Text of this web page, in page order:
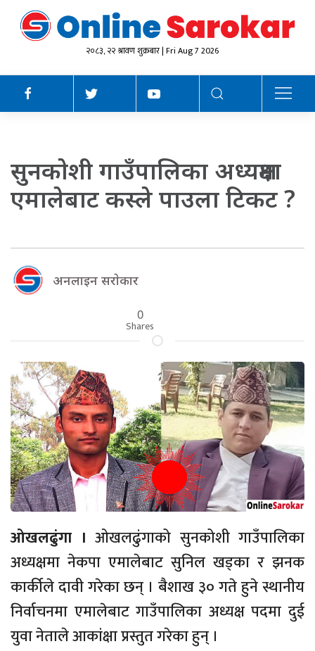
२०८३, २२ श्रावण शुक्रबार | Fri Aug 7 2026
सुनकाेशी गाउँपालिका अध्यक्षमा
एमालेबाट कस्ले पाउला टिकट ?
अनलाइन सराेकार
0
Shares
ओखलढुंगा । ओखलढुंगाको सुनकोशी गाउँपालिका
अध्यक्षमा नेकपा एमालेबाट सुनिल खड्का र झनक
कार्कीले दावी गरेका छन् । बैशाख ३० गते हुने स्थानीय
निर्वाचनमा एमालेबाट गाउँपालिका अध्यक्ष पदमा दुई
युवा नेताले आकांक्षा प्रस्तुत गरेका हुन् ।